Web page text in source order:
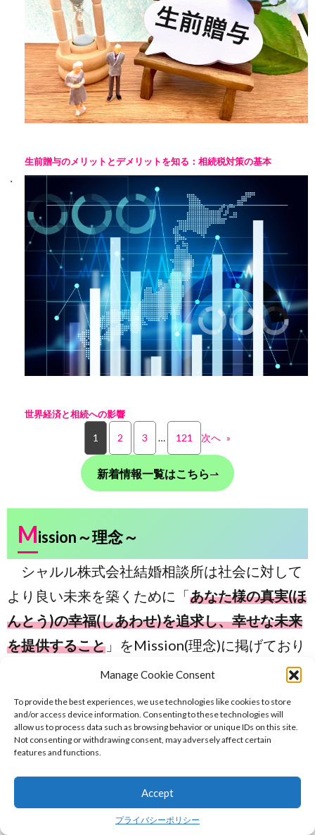
Manage Cookie Consent
To provide the best experiences, we use technologies like cookies to store
and/or access device information. Consenting to these technologies will
allow us to process data such as browsing behavior or unique IDs on this site.
Not consenting or withdrawing consent, may adversely affect certain
features and functions.
Accept
プライバシーポリシー
生前贈与のメリットとデメリットを知る：相続税対策の基本
世界経済と相続への影響
1 2 3 … 121 次へ »
新着情報一覧はこちら⇀
Mission～理念～
シャルル株式会社結婚相談所は社会に対して
より良い未来を築くために「あなた様の真実(ほ
んとう)の幸福(しあわせ)を追求し、幸せな未来
を提供すること 」をMission(理念)に掲げており
弊社は、結婚という人生の重要な節目におい
て、会員様を尊重しながら、お一人おひとりの
個性やご希望、価値観に合った結婚相手を見つ
弊社はただの婚活の場を提供する結婚相談所